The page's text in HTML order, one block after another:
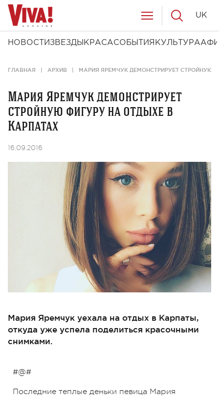
НОВОСТИ ЗВЕЗДЫ КРАСАСОБЫТИЯ КУЛЬТУРА
UK
ГЛАВНАЯ АРХИВ МАРИЯ ЯРЕМЧУК ДЕМОНСТРИРУЕТ СТРОЙНУЮ
Мария Яремчук демонстрирует
стройную фигуру на отдыхе в
Карпатах
16.09.2016
Мария Яремчук уехала на отдых в Карпаты,
откуда уже успела поделиться красочными
снимками.
#@#
Последние теплые деньки певица Мария